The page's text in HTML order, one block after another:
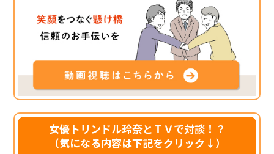
女優トリンドル玲奈とＴＶで対談！？
（気になる内容は下記をクリック↓）